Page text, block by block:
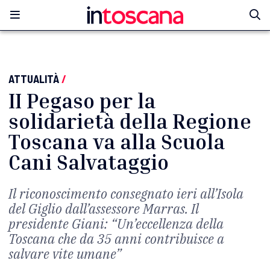
ATTUALITÀ/
II Pegaso per la
solidarietà della Regione
Toscana va alla Scuola
Cani Salvataggio
Il riconoscimento consegnato ieri all’Isola
del Giglio dall’assessore Marras. Il
presidente Giani: “Un’eccellenza della
Toscana che da 35 anni contribuisce a
salvare vite umane”